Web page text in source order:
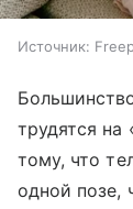
Источник:
трудятся на
тому, что
одной позе,